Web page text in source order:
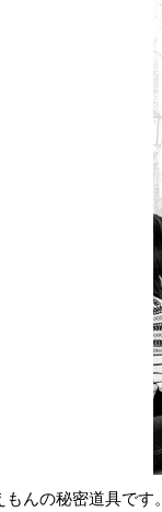
んの秘密道具です。